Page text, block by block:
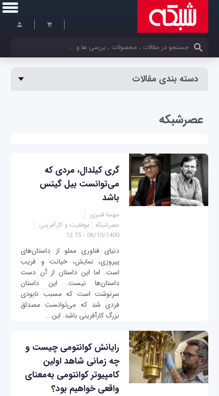
کلمات کلیدی خود را وارد کنید
دسته بندی مقالات
عصرشبکه
گری کیلدال، مردی که
می‌توانست بیل گیتس
باشد
مهسا قنبری
عصرشبکه
موفقیت و کارآفرینی
06/10/1400 - 12:15
دنیای فناوری مملو از داستان‌های
پیروزی، نمایش، خیانت و فریب
است. اما این داستان از آن دست
داستان‌‌ها نیست. این داستان
سرنوشت است که مسبب نابودی
فردی شد که می‌توانست مصداق
بزرگ کارآفرینی باشد. این...
رایانش کوانتومی چیست و
چه زمانی شاهد اولین
کامپیوتر کوانتومی به‌معنای
واقعی خواهیم بود؟